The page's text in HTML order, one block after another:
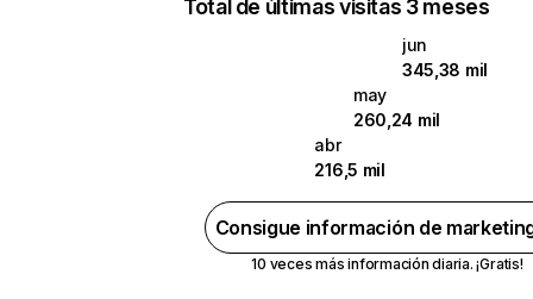
Total de últimas visitas 3 meses
jun
345,38 mil
may
260,24 mil
abr
216,5 mil
Consigue información de
10 veces más información diaria. ¡Gratis!